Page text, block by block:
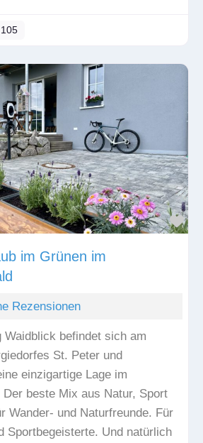
105
im Grünen im
Rezensionen
Waidblick befindet sich am
St. Peter und
einzigartige Lage im
beste Mix aus Natur, Sport
Wander- und Naturfreunde. Für
Sportbegeisterte. Und natürlich